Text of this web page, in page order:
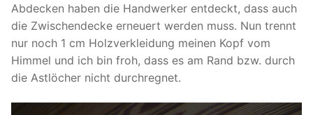
Abdecken haben die Handwerker entdeckt, dass auch
die Zwischendecke erneuert werden muss. Nun trennt
nur noch 1 cm Holzverkleidung meinen Kopf vom
Himmel und ich bin froh, dass es am Rand bzw. durch
die Astlöcher nicht durchregnet.